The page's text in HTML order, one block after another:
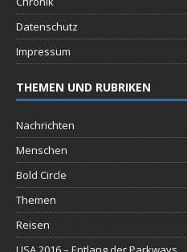
Datenschutz
Impressum
THEMEN UND RUBRIKEN
Nachrichten
Menschen
Bold Circle
Themen
Reisen